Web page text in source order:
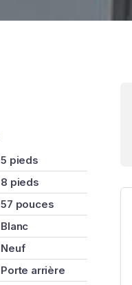
5 pieds
8 pieds
57 pouces
Blanc
Neuf
Porte arrière